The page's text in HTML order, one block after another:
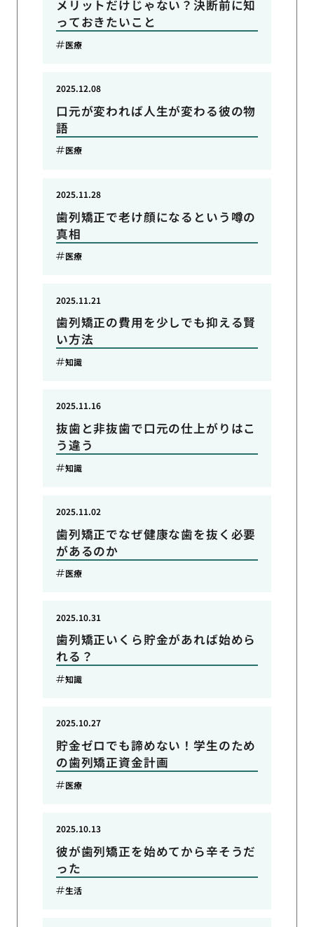
メリットだけじゃない？決断前に知
っておきたいこと
医療
口元が変われば人生が変わる彼の物
語
2025.12.08
医療
歯列矯正で老け顔になるという噂の
真相
2025.11.28
医療
歯列矯正の費用を少しでも抑える賢
い方法
2025.11.21
知識
抜歯と非抜歯で口元の仕上がりはこ
う違う
2025.11.16
知識
歯列矯正でなぜ健康な歯を抜く必要
があるのか
2025.11.02
医療
歯列矯正いくら貯金があれば始めら
れる？
2025.10.31
知識
貯金ゼロでも諦めない！学生のため
の歯列矯正資金計画
2025.10.27
医療
彼が歯列矯正を始めてから辛そうだ
った
2025.10.13
生活